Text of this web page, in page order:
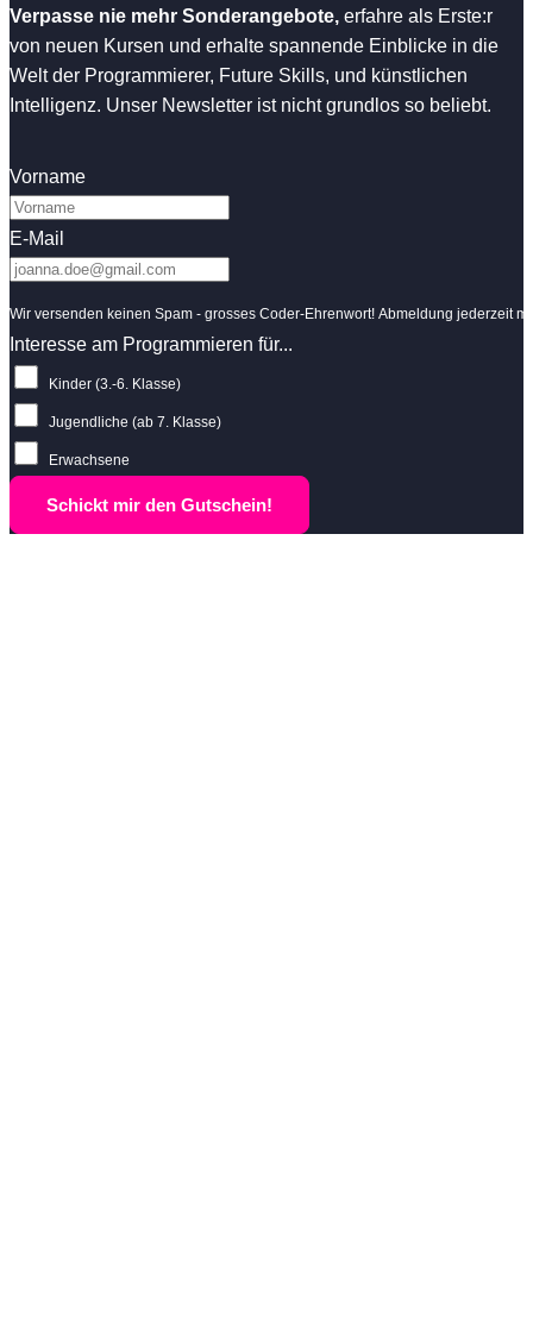
Verpasse nie mehr Sonderangebote, erfahre als Erste:r
von neuen Kursen und erhalte spannende Einblicke in die
Welt der Programmierer, Future Skills, und künstlichen
Intelligenz. Unser Newsletter ist nicht grundlos so beliebt.
Vorname
E-Mail
Wir versenden keinen Spam - grosses Coder-Ehrenwort! Abmeldung jederzeit
Interesse am Programmieren für...
Kinder (3.-6. Klasse)
Jugendliche (ab 7. Klasse)
Erwachsene
Schickt mir den Gutschein!